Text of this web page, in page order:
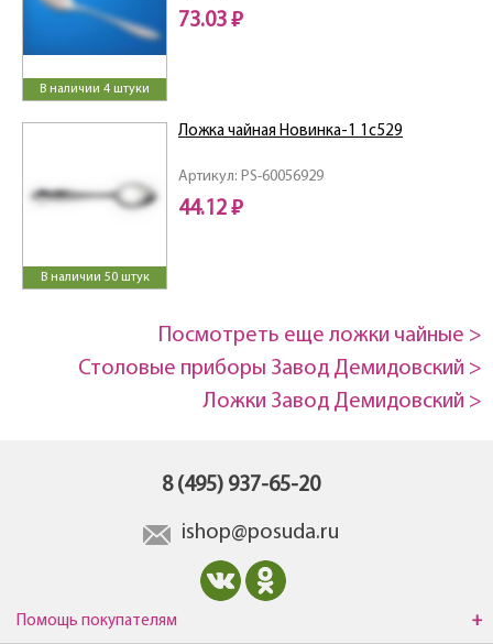
В наличии 4 штуки
73.03 ₽
В наличии 50 штук
Артикул: PS-60056929
Ложка чайная Новинка-1 1с529
44.12 ₽
Посмотреть еще ложки чайные >
Столовые приборы Завод Демидовский >
Ложки Завод Демидовский >
8 (495) 937-65-20
ishop@posuda.ru
Помощь покупателям